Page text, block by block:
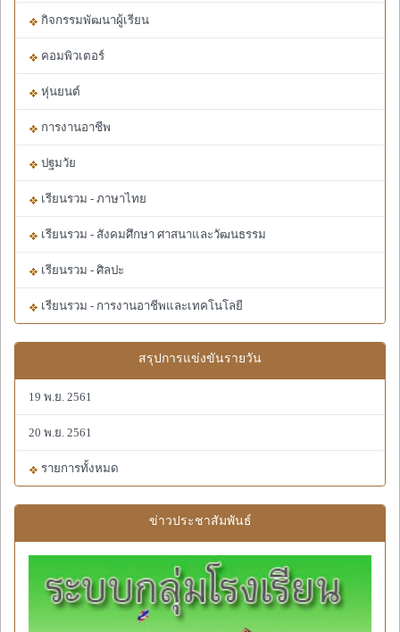
กิจกรรมพัฒนาผู้เรียน
คอมพิวเตอร์
หุ่นยนต์
การงานอาชีพ
ปฐมวัย
เรียนรวม - ภาษาไทย
เรียนรวม - สังคมศึกษา ศาสนาและวัฒนธรรม
เรียนรวม - ศิลปะ
เรียนรวม - การงานอาชีพและเทคโนโลยี
สรุปการแข่งขันรายวัน
19 พ.ย. 2561
20 พ.ย. 2561
รายการทั้งหมด
ข่าวประชาสัมพันธ์